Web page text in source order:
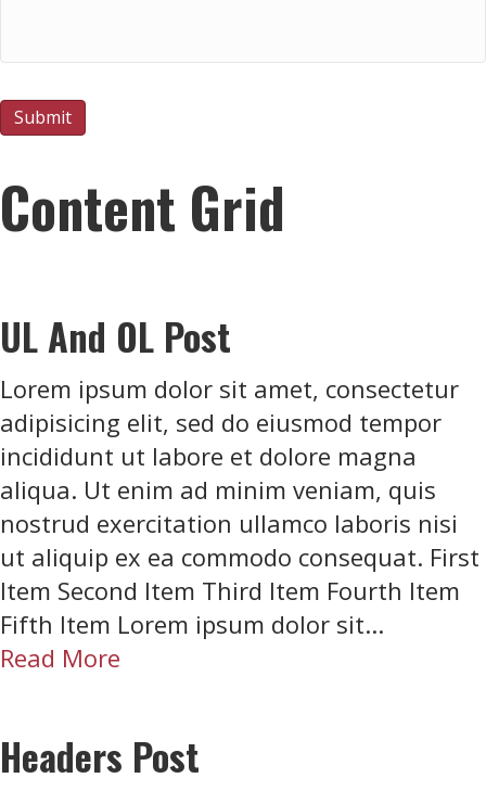
Submit
Content Grid
UL And OL Post
Lorem ipsum dolor sit amet, consectetur
adipisicing elit, sed do eiusmod tempor
incididunt ut labore et dolore magna
aliqua. Ut enim ad minim veniam, quis
nostrud exercitation ullamco laboris nisi
ut aliquip ex ea commodo consequat. First
Item Second Item Third Item Fourth Item
Fifth Item Lorem ipsum dolor sit...
Read More
u
Headers Post